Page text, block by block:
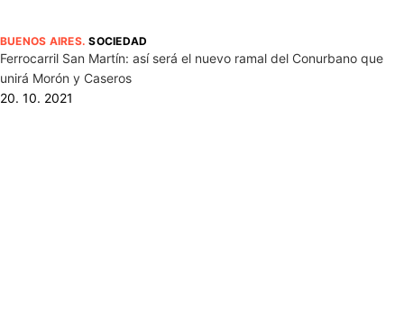
BUENOS AIRES.SOCIEDAD
Ferrocarril San Martín: así será el nuevo ramal del Conurbano que
unirá Morón y Caseros
20. 10. 2021